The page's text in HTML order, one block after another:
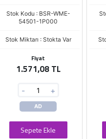
Stok Kodu : BSR-WME-
54501-1P000
Stok Miktarı : Stokta Var
Fiyat
1.571,08 TL
- +
AD
Sepete Ekle